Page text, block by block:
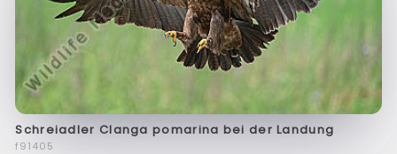
Schreiadler Clanga pomarina bei der Landung
f91405